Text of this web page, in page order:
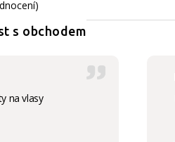
s obchodem
na vlasy